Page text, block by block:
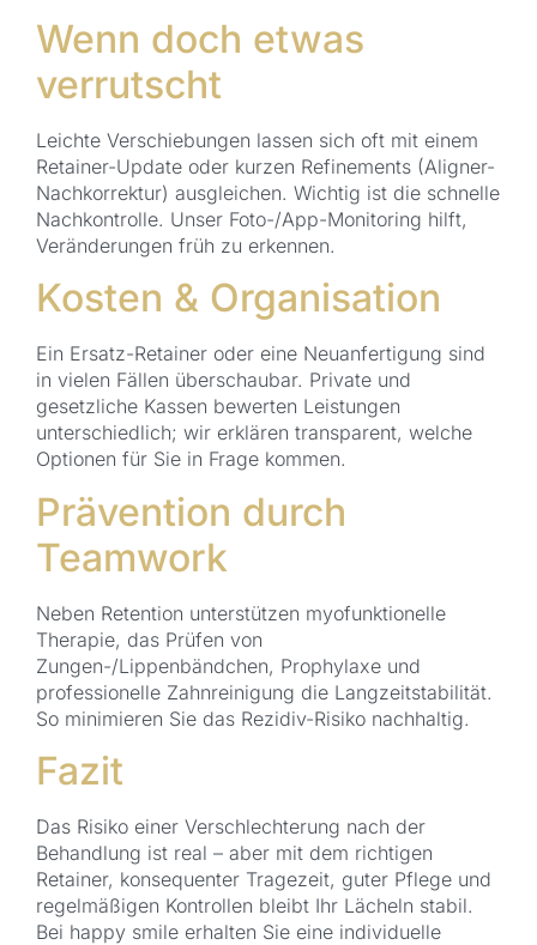
Wenn doch etwas
verrutscht
Leichte Verschiebungen lassen sich oft mit einem
Retainer-Update oder kurzen Refinements (Aligner-
Nachkorrektur) ausgleichen. Wichtig ist die schnelle
Nachkontrolle. Unser Foto-/App-Monitoring hilft,
Veränderungen früh zu erkennen.
Kosten & Organisation
Ein Ersatz-Retainer oder eine Neuanfertigung sind
in vielen Fällen überschaubar. Private und
gesetzliche Kassen bewerten Leistungen
unterschiedlich; wir erklären transparent, welche
Optionen für Sie in Frage kommen.
Prävention durch
Teamwork
Neben Retention unterstützen myofunktionelle
Therapie, das Prüfen von
Zungen-/Lippenbändchen, Prophylaxe und
professionelle Zahnreinigung die Langzeitstabilität.
So minimieren Sie das Rezidiv-Risiko nachhaltig.
Fazit
Das Risiko einer Verschlechterung nach der
Behandlung ist real – aber mit dem richtigen
Retainer, konsequenter Tragezeit, guter Pflege und
regelmäßigen Kontrollen bleibt Ihr Lächeln stabil.
Bei happy smile erhalten Sie eine individuelle